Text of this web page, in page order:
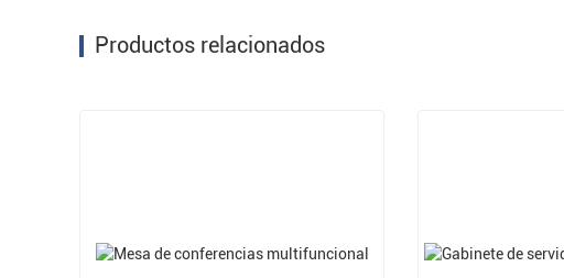
Productos relacionados